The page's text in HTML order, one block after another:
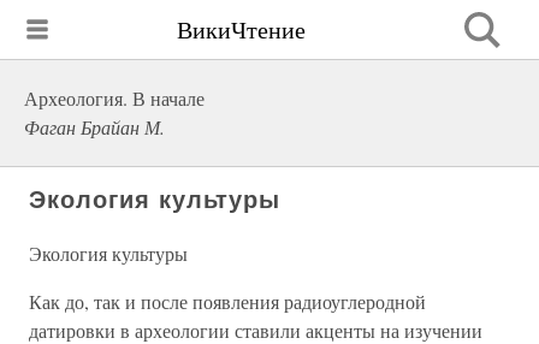
ВикиЧтение
Археология. В начале
Фаган Брайан М.
Экология культуры
Экология культуры
Как до, так и после появления радиоуглеродной
датировки в археологии ставили акценты на изучении